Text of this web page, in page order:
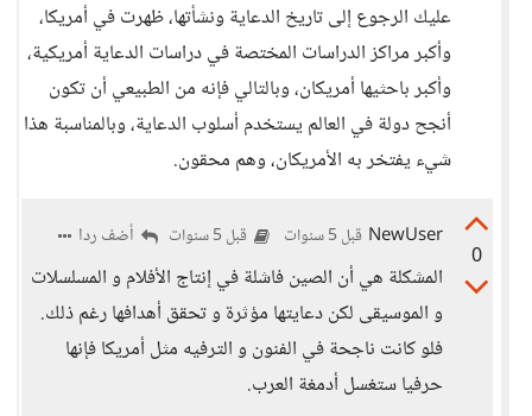
عليك الرجوع إلى تاريخ الدعاية ونشأتها، ظهرت في أمريكا،
وأكبر مراكز الدراسات المختصة في دراسات الدعاية أمريكية،
وأكبر باحثيها أمريكان، وبالتالي فإنه من الطبيعي أن تكون
أنجح دولة في العالم يستخدم أسلوب الدعاية، وبالمناسبة هذا
شيء يفتخر به الأمريكان، وهم محقون.
0
NewUser قبل 5 سنوات قبل 5 سنوات أضف ردا
المشكلة هي أن الصين فاشلة في إنتاج الأفلام و المسلسلات
و الموسيقى لكن دعايتها مؤثرة و تحقق أهدافها رغم ذلك.
فلو كانت ناجحة في الفنون و الترفيه مثل أمريكا فإنها
حرفيا ستغسل أدمغة العرب.